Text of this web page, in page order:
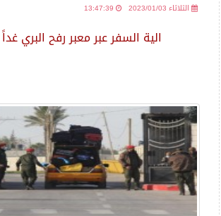
13:47:39
الية السفر عبر معبر رفح البري غداً